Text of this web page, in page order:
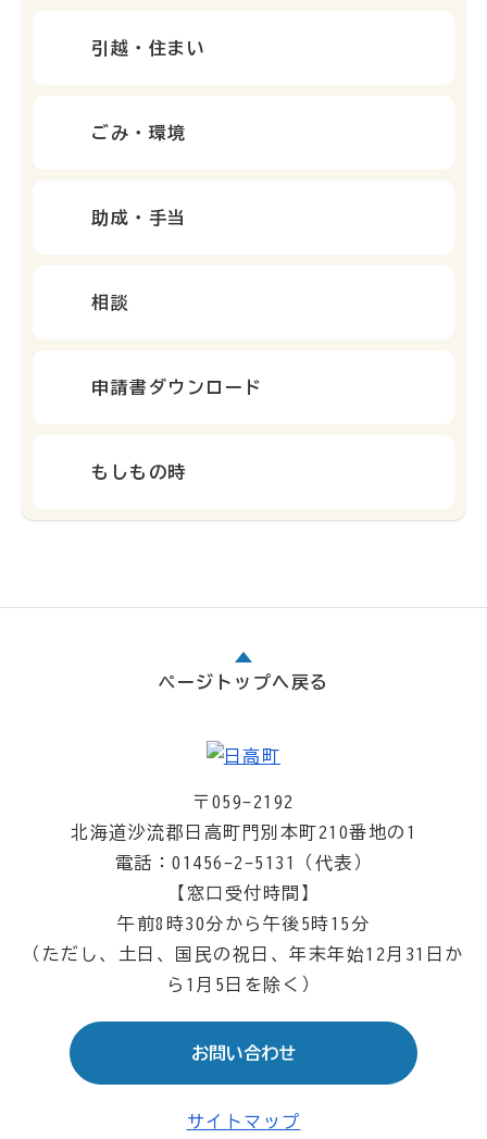
引越・住まい
ごみ・環境
助成・手当
相談
申請書ダウンロード
もしもの時
ページトップへ戻る
〒059-2192
北海道沙流郡日高町門別本町210番地の1
電話：01456-2-5131（代表）
【窓口受付時間】
午前8時30分から午後5時15分
（ただし、土日、国民の祝日、年末年始12月31日か
ら1月5日を除く）
お問い合わせ
サイトマップ